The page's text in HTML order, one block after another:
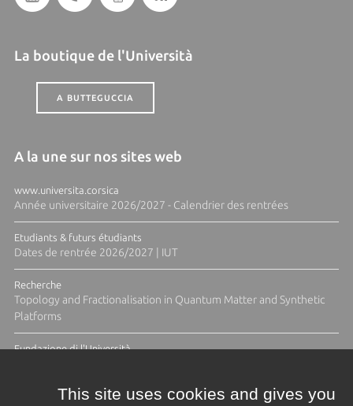
La boutique de l'Università
A BUTTEGUCCIA
A la une sur nos sites web
www.universita.corsica
Année universitaire 2026/2027 - Calendrier des rentrées
Etudiants & futurs étudiants
Dates de rentrée 2026/2027 | IUT
Recherche
Topology and Fractionalisation in Quantum Matter and Synthetic
Platforms
Fundazione di l'Università
This site uses cookies and gives you